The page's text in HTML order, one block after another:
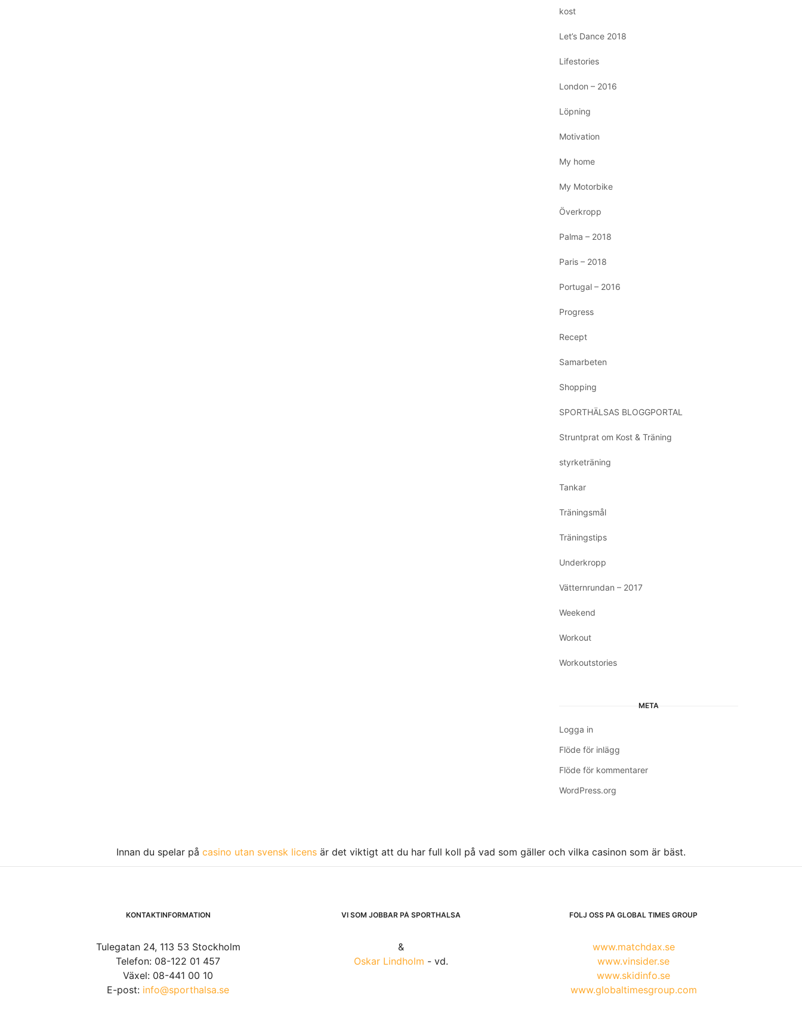
kost
Let’s Dance 2018
Lifestories
London – 2016
Löpning
Motivation
My home
My Motorbike
Överkropp
Palma – 2018
Paris – 2018
Portugal – 2016
Progress
Recept
Samarbeten
Shopping
SPORTHÄLSAS BLOGGPORTAL
Struntprat om Kost & Träning
styrketräning
Tankar
Träningsmål
Träningstips
Underkropp
Vätternrundan – 2017
Weekend
Workout
Workoutstories
META
Logga in
Flöde för inlägg
Flöde för kommentarer
WordPress.org
Innan du spelar på casino utan svensk licens är det viktigt att du har full koll på vad som gäller och vilka casinon som är bäst.
KONTAKTINFORMATION
Tulegatan 24, 113 53 Stockholm
Telefon: 08-122 01 457
Växel: 08-441 00 10
E-post: info@sporthalsa.se
VI SOM JOBBAR PÅ SPORTHÄLSA
&
Oskar Lindholm - vd.
FÖLJ OSS PÅ GLOBAL TIMES GROUP
www.matchdax.se
www.vinsider.se
www.skidinfo.se
www.globaltimesgroup.com